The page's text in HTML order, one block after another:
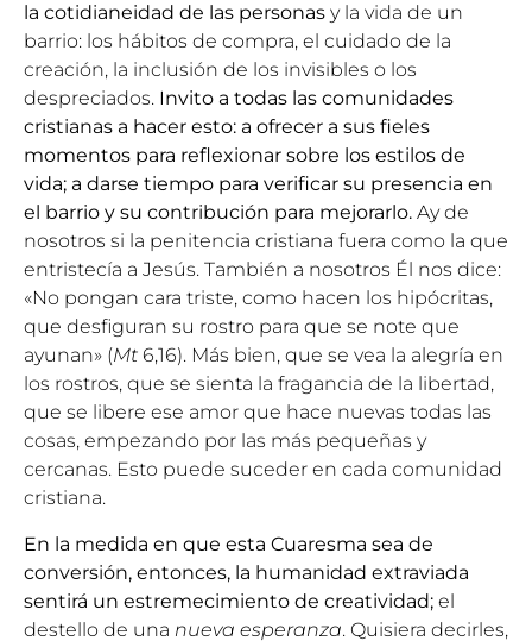
la cotidianeidad de las personas y la vida de un
barrio: los hábitos de compra, el cuidado de la
creación, la inclusión de los invisibles o los
despreciados. Invito a todas las comunidades
cristianas a hacer esto: a ofrecer a sus fieles
momentos para reflexionar sobre los estilos de
vida; a darse tiempo para verificar su presencia en
el barrio y su contribución para mejorarlo. Ay de
nosotros si la penitencia cristiana fuera como la que
entristecía a Jesús. También a nosotros Él nos dice:
«No pongan cara triste, como hacen los hipócritas,
que desfiguran su rostro para que se note que
ayunan» (Mt 6,16). Más bien, que se vea la alegría en
los rostros, que se sienta la fragancia de la libertad,
que se libere ese amor que hace nuevas todas las
cosas, empezando por las más pequeñas y
cercanas. Esto puede suceder en cada comunidad
cristiana.
En la medida en que esta Cuaresma sea de
conversión, entonces, la humanidad extraviada
sentirá un estremecimiento de creatividad; el
destello de una nueva esperanza. Quisiera decirles,